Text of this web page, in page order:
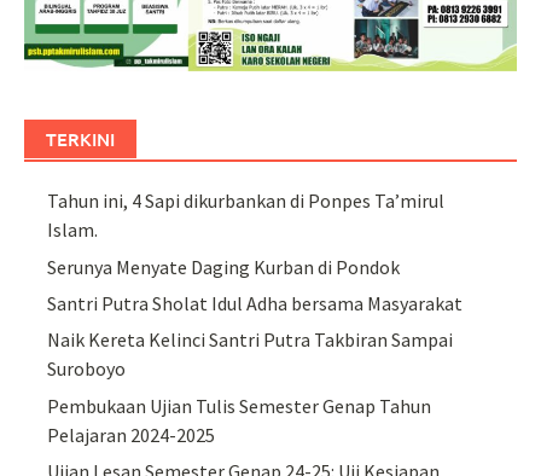
TERKINI
Tahun ini, 4 Sapi dikurbankan di Ponpes Ta’mirul
Islam.
Serunya Menyate Daging Kurban di Pondok
Santri Putra Sholat Idul Adha bersama Masyarakat
Naik Kereta Kelinci Santri Putra Takbiran Sampai
Suroboyo
Pembukaan Ujian Tulis Semester Genap Tahun
Pelajaran 2024-2025